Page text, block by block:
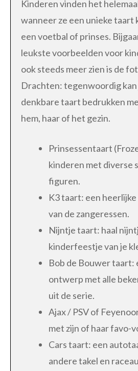
Kinderen vinden het
wanneer ze een unieke taart
een voetbal of prinses.
leukste voorbeelden voor
ook steeds meer zien is de
Drachten: tegenwoordig kan
denkbare taart bedrukken
hem, haar of het gezin.
Prinsessentaart
kinderen met diverse
figuren.
K3 taart: een
van de zangeressen.
Nijntje taart: haal
kinderfeestje van je
Bob de Bouwer taart:
ontwerp met alle
uit de serie.
Ajax / PSV of
met zijn of haar favo-
Cars taart: een
andere takel en